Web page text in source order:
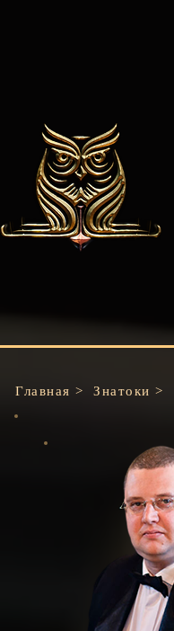
Главная > Знатоки >